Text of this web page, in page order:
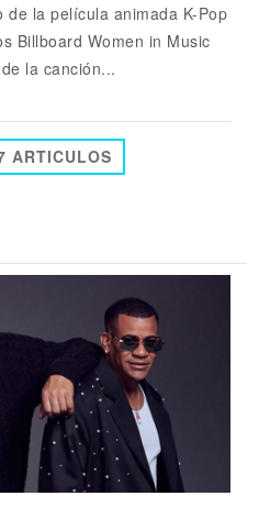
de la película animada K-Pop
Billboard Women in Music
la canción...
ARTICULOS